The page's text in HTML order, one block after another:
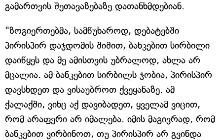
გამართვის შეთავაზებაზე დათანხმდებიან.
"ზოგიერთებმა, სამწუხაროდ, დებატებში
პირისპირ დაჯდომის შიშით, ბანკებით სირბილი
დაიწყეს და მე ამისთვის უბრალოდ, ახლა არ
მცალია. ამ ბანკებით სირბილს ჯობია, პირისპირ
დავსხდეთ და ვისაუბროთ ქვეყანაზე. ამ
ქალაქში, ვინც აქ დავიბადეთ, ყველამ ვიცით,
რომ არაფერი არ იმალება. იმის მაგივრად, რომ
ბანკებით ვირბინოთ, თუ პირისპირ არ გვინდა